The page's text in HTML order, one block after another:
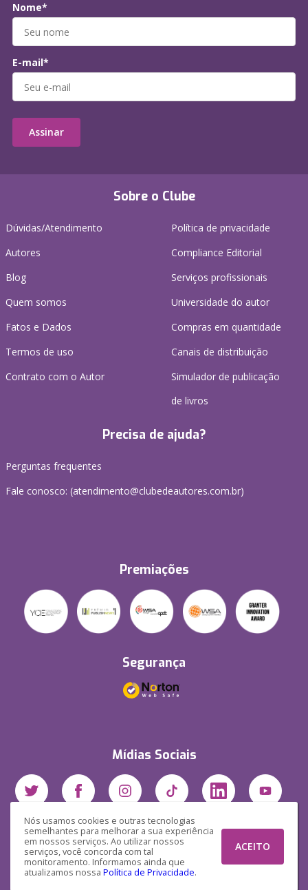
Nós usamos cookies e outras tecnologias
semelhantes para melhorar a sua experiência
em nossos serviços. Ao utilizar nossos
serviços, você concorda com tal
monitoramento. Informamos ainda que
atualizamos nossa Política de Privacidade.
ACEITO
Sobre o Clube
Dúvidas/Atendimento
Autores
Blog
Quem somos
Fatos e Dados
Termos de uso
Contrato com o Autor
Política de privacidade
Compliance Editorial
Serviços profissionais
Universidade do autor
Compras em quantidade
Canais de distribuição
Simulador de publicação
de livros
Precisa de ajuda?
Perguntas frequentes
Fale conosco: (atendimento@clubedeautores.com.br)
Premiações
Segurança
Mídias Sociais
Nome*
E-mail*
Assinar